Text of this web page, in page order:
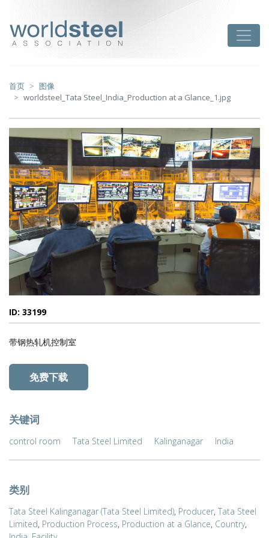
首页
图像
worldsteel_Tata Steel_India_Production at a Glance_1.jpg
ID: 33199
带钢热轧机控制室
免费下载
关键词
control room Tata Steel Limited Kalinganagar India
类别
Tata Steel Kalinganagar (Tata Steel Limited), Producer, Tata Steel
Limited, Production Process, Production at a Glance, Country,